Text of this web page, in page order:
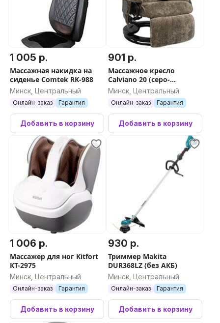
1 005 р.
Массажная накидка на
сиденье Comtek RK-988
Минск, Центральный
Онлайн-заказ Гарантия
Добавить в корзину
901 р.
Массажное кресло
Calviano 20 (серо-
оливковый)
Минск, Центральный
Онлайн-заказ Гарантия
Добавить в корзину
1 006 р.
Массажер для ног Kitfort
КТ-2975
Минск, Центральный
Онлайн-заказ Гарантия
Добавить в корзину
930 р.
Триммер Makita
DUR368LZ (без АКБ)
Минск, Центральный
Онлайн-заказ Гарантия
Добавить в корзину